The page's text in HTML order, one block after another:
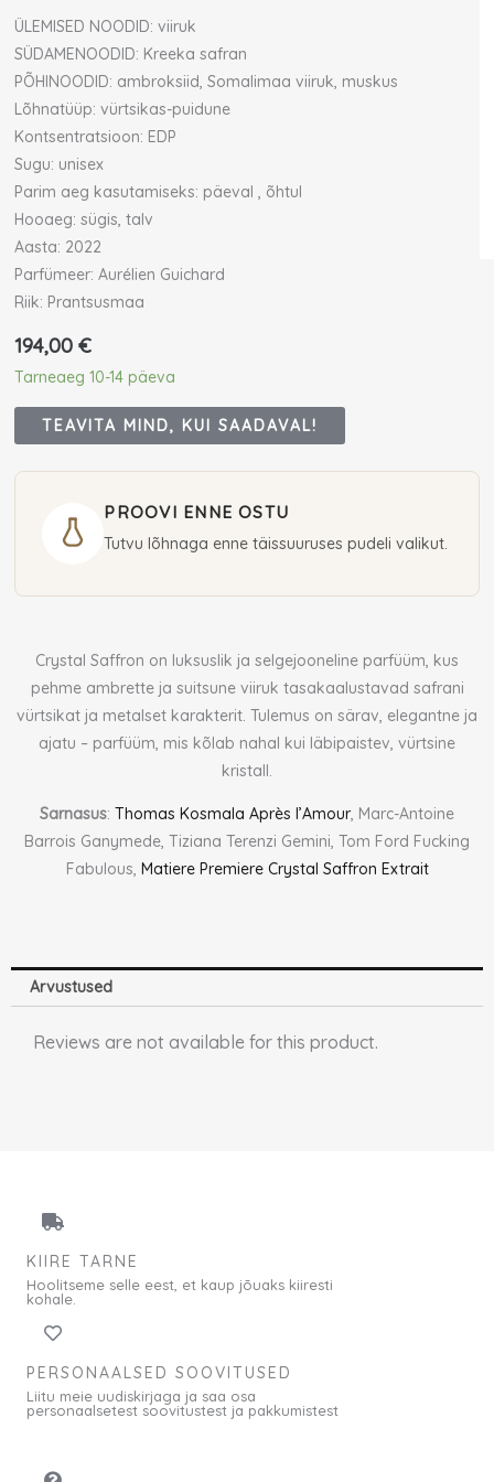
ÜLEMISED NOODID: viiruk
SÜDAMENOODID: Kreeka safran
PÕHINOODID: ambroksiid, Somalimaa viiruk, muskus
Lõhnatüüp: vürtsikas-puidune
Kontsentratsioon: EDP
Sugu: unisex
Parim aeg kasutamiseks: päeval , õhtul
Hooaeg: sügis, talv
Aasta: 2022
Parfümeer: Aurélien Guichard
Riik: Prantsusmaa
194,00€
Tarneaeg 10-14 päeva
TEAVITA MIND, KUI SAADAVAL!
PROOVI ENNE OSTU
Tutvu lõhnaga enne täissuuruses pudeli valikut.
Crystal Saffron on luksuslik ja selgejooneline parfüüm, kus
pehme ambrette ja suitsune viiruk tasakaalustavad safrani
vürtsikat ja metalset karakterit. Tulemus on särav, elegantne ja
ajatu – parfüüm, mis kõlab nahal kui läbipaistev, vürtsine
kristall.
Sarnasus: Thomas Kosmala Après l’Amour, Marc-Antoine
Barrois Ganymede, Tiziana Terenzi Gemini, Tom Ford Fucking
Fabulous, Matiere Premiere Crystal Saffron Extrait
Arvustused
Reviews are not available for this product.
KIIRE TARNE
Hoolitseme selle eest, et kaup jõuaks kiiresti
kohale.
PERSONAALSED SOOVITUSED
Liitu meie uudiskirjaga ja saa osa
personaalsetest soovitustest ja pakkumistest